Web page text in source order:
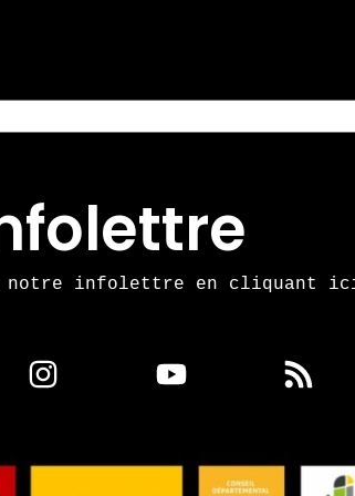
à notre infolettre en cliquant